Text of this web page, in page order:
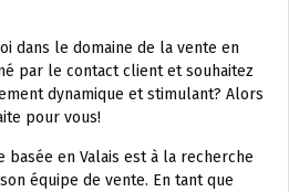
dans le domaine de la vente en
par le contact client et souhaitez
dynamique et stimulant? Alors
pour vous!
en Valais est à la recherche
équipe de vente. En tant que